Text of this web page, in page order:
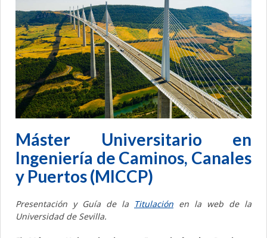
Máster Universitario en
Ingeniería de Caminos, Canales
y Puertos (MICCP)
Presentación y Guía de la Titulación en la web de la
Universidad de Sevilla.